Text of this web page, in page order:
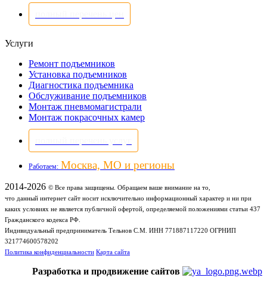
Услуги
Ремонт подъемников
Установка подъемников
Диагностика подъемника
Обслуживание подъемников
Монтаж пневмомагистрали
Монтаж покрасочных камер
Работаем: Москва, МО и регионы
2014-2026 © Все права защищены. Обращаем ваше внимание на то,
что данный интернет сайт носит исключительно информационный характер и ни при
каких условиях не является публичной офертой, определяемой положениями статьи 437
Гражданского кодекса РФ.
Индивидуальный предприниматель Тельнов С.М. ИНН 771887117220 ОГРНИП
321774600578202
Политика конфиденциальности Карта сайта
Разработка и продвижение сайтов